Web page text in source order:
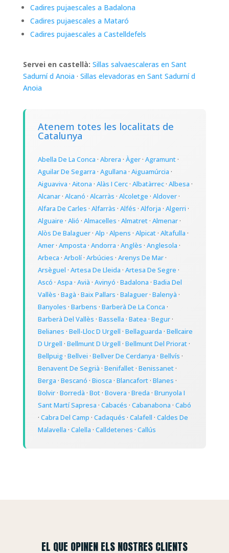
Cadires pujaescales a Badalona
Cadires pujaescales a Mataró
Cadires pujaescales a Castelldefels
Servei en castellà: Sillas salvaescaleras en Sant
Sadurní d Anoia · Sillas elevadoras en Sant Sadurní d
Anoia
Atenem totes les localitats de
Catalunya
Abella De La Conca · Abrera · Àger· Agramunt·
Aguilar De Segarra · Agullana · Aiguamúrcia ·
Aiguaviva · Aitona · Alàs I Cerc· Albatàrrec· Albesa ·
Alcanar· Alcanó · Alcarràs · Alcoletge · Aldover·
Alfara De Carles · Alfarràs · Alfés · Alforja · Algerri ·
Alguaire · Alió · Almacelles · Almatret· Almenar·
Alòs De Balaguer· Alp · Alpens · Alpicat· Altafulla ·
Amer· Amposta · Andorra · Anglès · Anglesola ·
Arbeca · Arbolí· Arbúcies · Arenys De Mar·
Arsèguel · Artesa De Lleida · Artesa De Segre ·
Ascó · Aspa · Avià · Avinyó · Badalona · Badia Del
Vallès · Bagà · Baix Pallars · Balaguer· Balenyà ·
Banyoles · Barbens · Barberà De La Conca ·
Barberà Del Vallès · Bassella · Batea · Begur·
Belianes · Bell-Lloc D Urgell · Bellaguarda · Bellcaire
D Urgell · Bellmunt D Urgell · Bellmunt Del Priorat·
Bellpuig· Bellvei · Bellver De Cerdanya · Bellvís ·
Benavent De Segrià · Benifallet· Benissanet·
Berga · Bescanó · Biosca · Blancafort· Blanes ·
Bolvir· Borredà · Bot· Bovera · Breda · Brunyola I
Sant Martí Sapresa · Cabacés · Cabanabona · Cabó
· Cabra Del Camp · Cadaqués · Calafell · Caldes De
Malavella · Calella · Calldetenes · Callús
EL QUE OPINEN ELS NOSTRES CLIENTS